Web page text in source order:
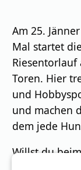
Am 25.
Mal startet
Toren. Hier
und
und machen
dem jede
Willst du